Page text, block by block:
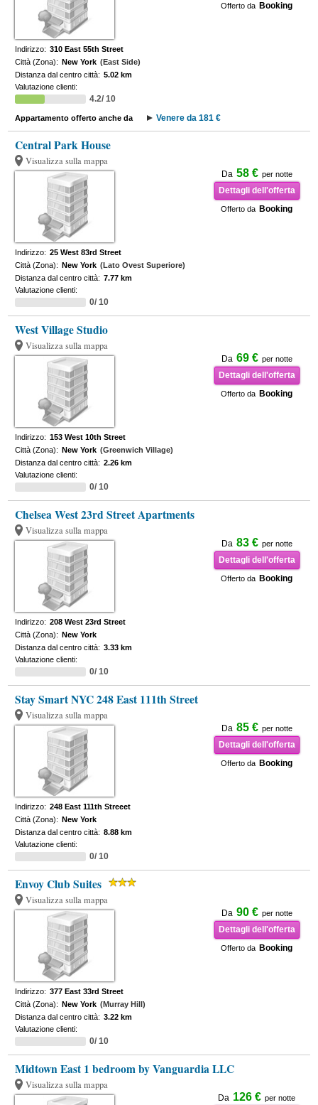
Offerto da Booking
Indirizzo: 310 East 55th Street
Città (Zona): New York (East Side)
Distanza dal centro città: 5.02 km
Valutazione clienti:
4.2/ 10
Appartamento offerto anche da Venere da 181 €
Central Park House
Visualizza sulla mappa
Da 58 € per notte
Dettagli dell'offerta
Offerto da Booking
Indirizzo: 25 West 83rd Street
Città (Zona): New York (Lato Ovest Superiore)
Distanza dal centro città: 7.77 km
Valutazione clienti:
0/ 10
West Village Studio
Visualizza sulla mappa
Da 69 € per notte
Dettagli dell'offerta
Offerto da Booking
Indirizzo: 153 West 10th Street
Città (Zona): New York (Greenwich Village)
Distanza dal centro città: 2.26 km
Valutazione clienti:
0/ 10
Chelsea West 23rd Street Apartments
Visualizza sulla mappa
Da 83 € per notte
Dettagli dell'offerta
Offerto da Booking
Indirizzo: 208 West 23rd Street
Città (Zona): New York
Distanza dal centro città: 3.33 km
Valutazione clienti:
0/ 10
Stay Smart NYC 248 East 111th Street
Visualizza sulla mappa
Da 85 € per notte
Dettagli dell'offerta
Offerto da Booking
Indirizzo: 248 East 111th Streeet
Città (Zona): New York
Distanza dal centro città: 8.88 km
Valutazione clienti:
0/ 10
Envoy Club Suites
Visualizza sulla mappa
Da 90 € per notte
Dettagli dell'offerta
Offerto da Booking
Indirizzo: 377 East 33rd Street
Città (Zona): New York (Murray Hill)
Distanza dal centro città: 3.22 km
Valutazione clienti:
0/ 10
Midtown East 1 bedroom by Vanguardia LLC
Visualizza sulla mappa
Da 126 € per notte